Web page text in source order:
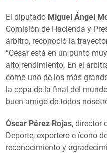
El diputado Miguel Ángel
Comisión de Hacienda y
árbitro, reconoció la
“César está en un punto
alto rendimiento. En el
como uno de los más
la copa de la final del
buen amigo de todos
Óscar Pérez Rojas, director
Deporte, exportero e ícono
reconocimiento y